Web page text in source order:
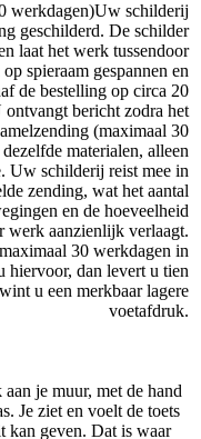
werkdagen)Uw schilderij
geschilderd. De schilder
laat het werk tussendoor
spieraam gespannen en
de bestelling op circa 20
bericht zodra het
(maximaal 30
materialen, alleen
Uw schilderij reist mee in
zending, wat het aantal
en de hoeveelheid
werk aanzienlijk verlaagt.
30 werkdagen in
hiervoor, dan levert u tien
u een merkbaar lagere
voetafdruk.
je muur, met de hand
Je ziet en voelt de toets
kan geven. Dat is waar